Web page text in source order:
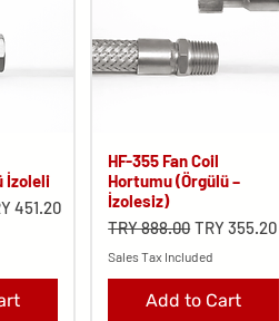
İzoleli
Price
451.20
HF-355 Fan Coil
Hortumu (Örgülü –
İzolesiz)
Regular Price
TRY 888.00 Sale Price
TRY 355.20
Sales Tax Included
Add to Cart